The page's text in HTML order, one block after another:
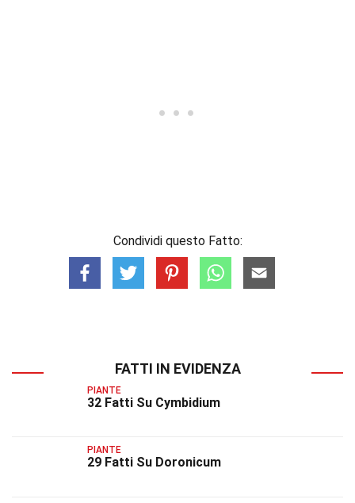
Condividi questo Fatto:
FATTI IN EVIDENZA
PIANTE
32 Fatti Su Cymbidium
PIANTE
29 Fatti Su Doronicum